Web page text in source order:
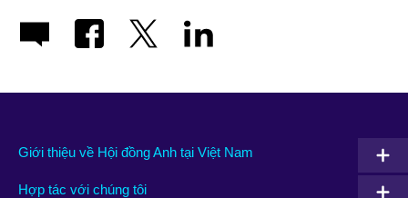
Giới thiệu về Hội đồng Anh tại Việt Nam
Hợp tác với chúng tôi